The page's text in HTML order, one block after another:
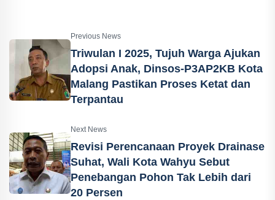
Previous News
Triwulan I 2025, Tujuh Warga Ajukan
Adopsi Anak, Dinsos-P3AP2KB Kota
Malang Pastikan Proses Ketat dan
Terpantau
Next News
Revisi Perencanaan Proyek Drainase
Suhat, Wali Kota Wahyu Sebut
Penebangan Pohon Tak Lebih dari
20 Persen